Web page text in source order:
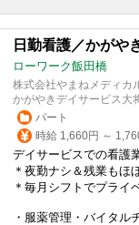
日勤看護／かがや
ローワーク飯田橋
株式会社やまねメディカ
かがやきデイサービス大
パート
時給 1,660円 ～
デイサービスでの看
＊夜勤ナシ＆残業も
＊毎月シフトでプラ
・服薬管理・バイタル